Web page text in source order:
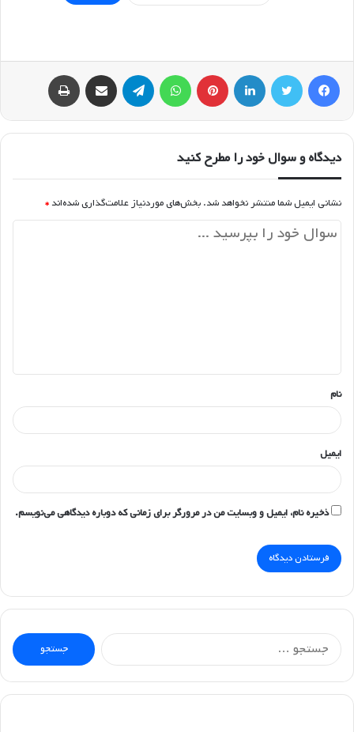
فیسبوک توییتر لینکداین پینتریست تلگرام اشتراک گذاری با ایمیل
دیدگاه و سوال خود را مطرح کنید
نشانی ایمیل شما منتشر نخواهد شد. بخش‌های موردنیاز علامت‌گذاری شده‌اند *
*
نام
ایمیل
ذخیره نام، ایمیل و وبسایت من در مرورگر برای زمانی که دوباره دیدگاهی می‌نویسم.
جستجو
برای: